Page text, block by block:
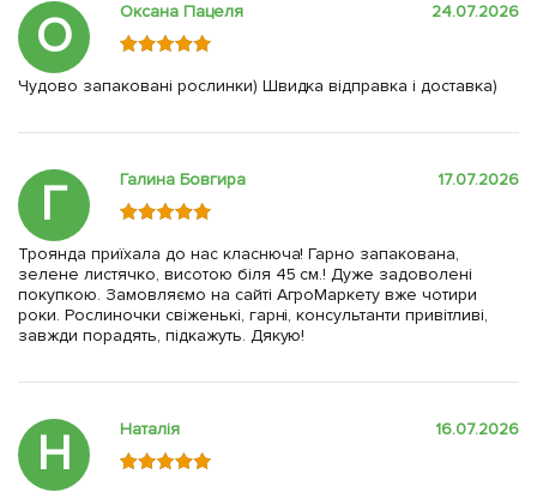
О Оксана Пацеля 24.07.2026
Чудово запаковані рослинки) Швидка відправка і доставка)
Г Галина Бовгира 17.07.2026
Троянда приїхала до нас класнюча! Гарно запакована,
зелене листячко, висотою біля 45 см.! Дуже задоволені
покупкою. Замовляємо на сайті АгроМаркету вже чотири
роки. Рослиночки свіженькі, гарні, консультанти привітливі,
завжди порадять, підкажуть. Дякую!
Н Наталія 16.07.2026